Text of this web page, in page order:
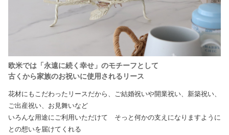
欧米では「永遠に続く幸せ」のモチーフとして
古くから家族のお祝いに使用されるリース
花材にもこだわったリースだから、ご結婚祝いや開業祝い、新築祝い、
ご出産祝い、お見舞いなど
いろんな用途にご利用いただけて そっと何かの支えになりますように
との想いを届けてくれる